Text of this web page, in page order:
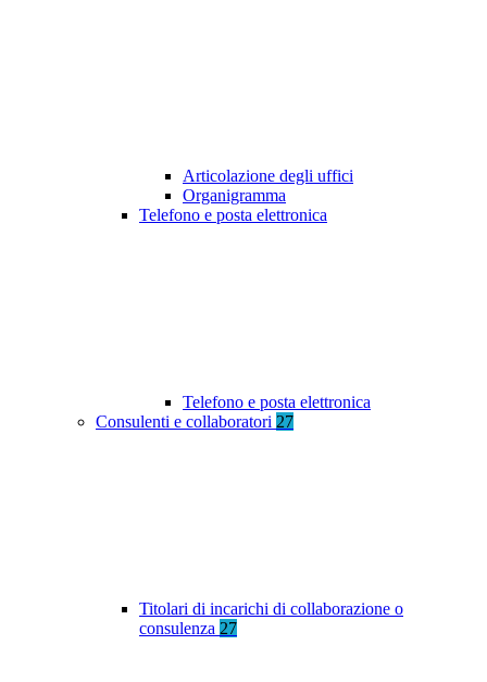
Articolazione degli uffici
Organigramma
Telefono e posta elettronica
Telefono e posta elettronica
Consulenti e collaboratori 27
Titolari di incarichi di collaborazione o
consulenza 27